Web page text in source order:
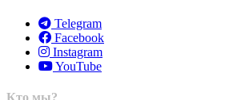
Telegram
Facebook
Instagram
YouTube
Кто мы?